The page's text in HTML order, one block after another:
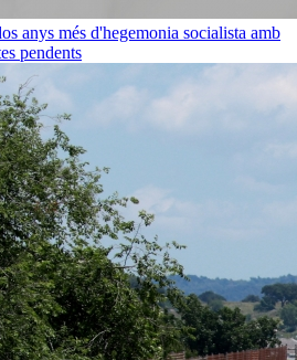
anys més d'hegemonia socialista amb
pendents